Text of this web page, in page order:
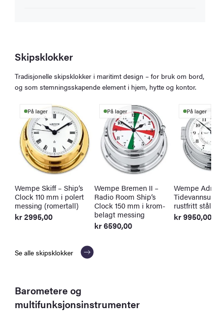
Skipsklokker
Tradisjonelle skipsklokker i maritimt design – for bruk om bord,
og som stemningsskapende element i hjem, hytte og kontor.
På lager
Wempe Skiff – Ship’s
Clock 110 mm i polert
messing (romertall)
kr2995,00
På lager
Wempe Bremen II –
Radio Room Ship’s
Clock 150 mm i krom-
belagt messing
kr6590,00
På lager
Wempe
Tidevannsur
rustfritt stål
kr9950,00
Se alle skipsklokker
Barometere og
multifunksjonsinstrumenter